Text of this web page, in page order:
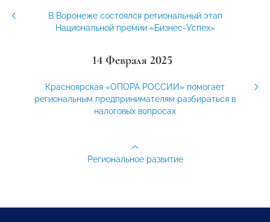
В Воронеже состоялся региональный этап
Национальной премии «Бизнес-Успех»
14 Февраля 2025
Красноярская «ОПОРА РОССИИ» помогает
региональным предпринимателям разбираться в
налоговых вопросах
Региональное развитие